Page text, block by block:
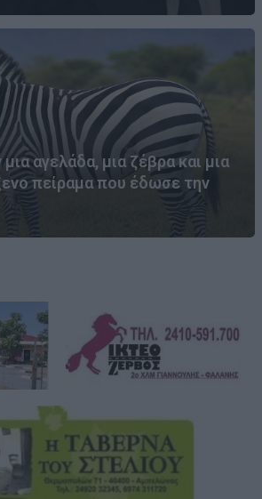
αγελάδα, μια ζέβρα και μια
πείραμα που έδωσε την